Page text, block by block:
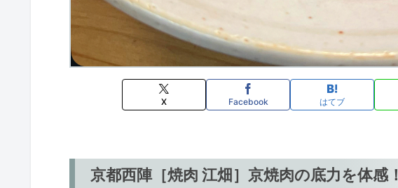
X Facebook はてブ
京都西陣［焼肉 江畑］京焼肉の底力を体感！